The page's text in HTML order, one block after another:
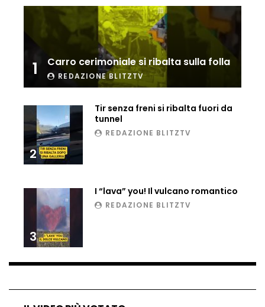
perde il controllo
Ucraina, ecco come gli F16 intercettano
i droni russi
Tir bloccato sul passaggio a livello:
treno lo distrugge
all’improvviso
Auto fuori controllo in Guatemala,
tragedia a Petén
Russia sotto zero: fiumi congelati e navi
rompighiaccio a Mosca
1 Carro cerimoniale si ribalta sulla folla
REDAZIONE BLITZTV
2
Tir senza freni si ribalta fuori da
tunnel
REDAZIONE BLITZTV
3
I “lava” you! Il vulcano romantico
REDAZIONE BLITZTV